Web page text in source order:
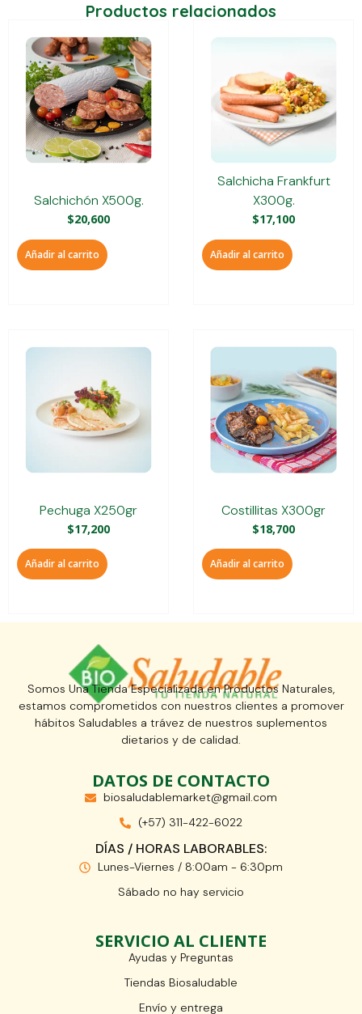
Productos relacionados
Salchichón X500g.
$20,600
Añadir al carrito
Salchicha Frankfurt
X300g.
$17,100
Añadir al carrito
Pechuga X250gr
$17,200
Añadir al carrito
Costillitas X300gr
$18,700
Añadir al carrito
Somos Una Tienda Especializada en Productos Naturales,
estamos comprometidos con nuestros clientes a promover
hábitos Saludables a trávez de nuestros suplementos
dietarios y de calidad.
DATOS DE CONTACTO
biosaludablemarket@gmail.com
(+57) 311-422-6022
DÍAS / HORAS LABORABLES:
Lunes-Viernes / 8:00am - 6:30pm
Sábado no hay servicio
SERVICIO AL CLIENTE
Ayudas y Preguntas
Tiendas Biosaludable
Envío y entrega